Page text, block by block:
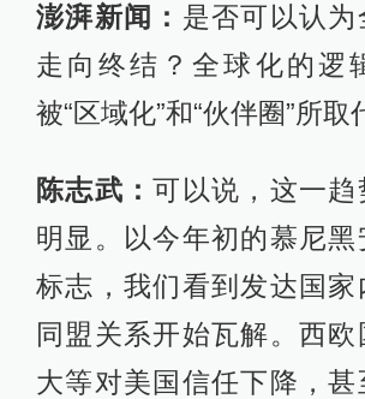
澎湃新闻： 是否可以认
走向终结？全球化的逻
被“区域化”和“伙伴圈”所取
陈志武：可以说，这一趋
明显。以今年初的慕尼黑
标志，我们看到发达国家
同盟关系开始瓦解。西欧
大等对美国信任下降，